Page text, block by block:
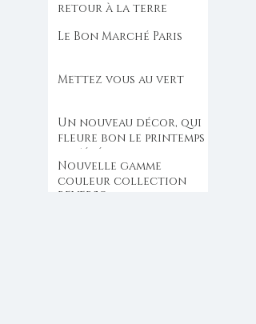
retour à la terre
Le Bon Marché Paris
Mettez vous au vert
Un nouveau décor, qui
fleure bon le printemps
et l'été
Nouvelle gamme
couleur collection
REVERSO